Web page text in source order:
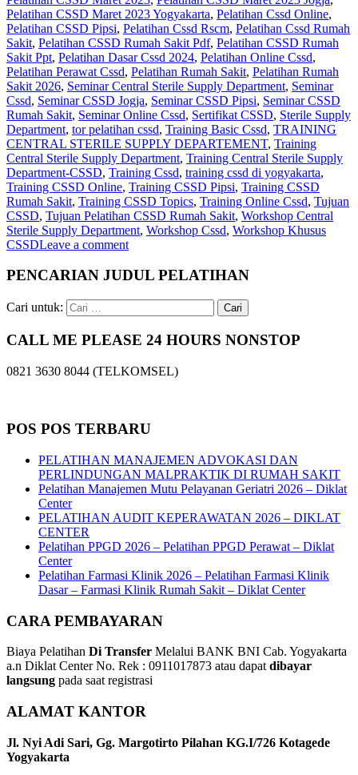
Pelatihan CSSD Maret 2023 Yogyakarta, Pelatihan Cssd Online,
Pelatihan CSSD Pipsi, Pelatihan Cssd Rscm, Pelatihan Cssd Rumah
Sakit, Pelatihan CSSD Rumah Sakit Pdf, Pelatihan CSSD Rumah
Sakit Ppt, Pelatihan Dasar Cssd 2024, Pelatihan Online Cssd,
Pelatihan Perawat Cssd, Pelatihan Rumah Sakit‎, Pelatihan Rumah
Sakit 2026, Seminar Central Sterile Supply Department, Seminar
Cssd, Seminar CSSD Jogja, Seminar CSSD Pipsi, Seminar CSSD
Rumah Sakit, Seminar Online Cssd, Sertifikat CSSD, Sterile Supply
Department, tor pelatihan cssd, Training Basic Cssd, TRAINING
CENTRAL STERILE SUPPLY DEPARTEMENT, Training
Central Sterile Supply Department, Training Central Sterile Supply
Department-CSSD, Training Cssd, training cssd di yogyakarta,
Training CSSD Online, Training CSSD Pipsi, Training CSSD
Rumah Sakit, Training CSSD Topics, Training Online Cssd, Tujuan
CSSD, Tujuan Pelatihan CSSD Rumah Sakit, Workshop Central
Sterile Supply Department, Workshop Cssd, Workshop Khusus
CSSDLeave a comment
PENCARIAN JUDUL PELATIHAN
Cari untuk:
CALL ME PLEASE 24 HOURS NONSTOP
0821 3630 8044 (TELKOMSEL)
POS POS TERBARU
PELATIHAN MANAJEMEN ADVOKASI DAN
PERLINDUNGAN MALPRAKTIK DI RUMAH SAKIT
Pelatihan Manajemen Mutu Pelayanan Geriatri 2026 – Diklat
Center
PELATIHAN AUDIT KEPERAWATAN 2026 – DIKLAT
CENTER
Pelatihan PPGD 2026 – Pelatihan PPGD Perawat – Diklat
Center
Pelatihan Farmasi Klinik 2026 – Pelatihan Farmasi Klinik
Dasar – Farmasi Klinik Rumah Sakit – Diklat Center
CARA PEMBAYARAN
Biaya Pelatihan Di Transfer Melalui BANK BNI Cab. Yogyakarta
a.n Diklat Center No. Rek : 0911017873 atau dapatdibayar
langsung pada saat registrasi
ALAMAT KANTOR
Jl. Nyi Adi Sari, Gg. Margotirto Pilahan KG.I/726 Kotagede
Yogyakarta